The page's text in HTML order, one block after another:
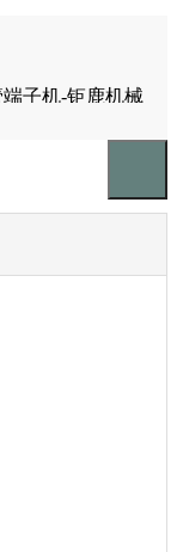
子机-钜鹿机械